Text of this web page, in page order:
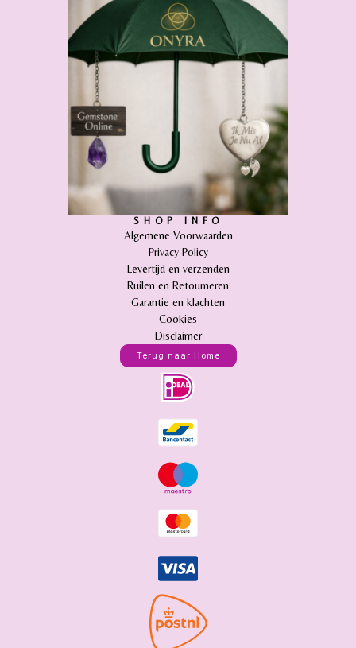
SHOP INFO
Algemene Voorwaarden
Privacy Policy
Levertijd en verzenden
Ruilen en Retourneren
Garantie en klachten
Cookies
Disclaimer
Terug naar Home